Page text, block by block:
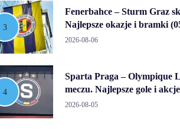
Fenerbahce – Sturm Graz
Najlepsze okazje i bramki
2026-08-06
Sparta Praga – Olympique
meczu. Najlepsze gole i
2026-08-05